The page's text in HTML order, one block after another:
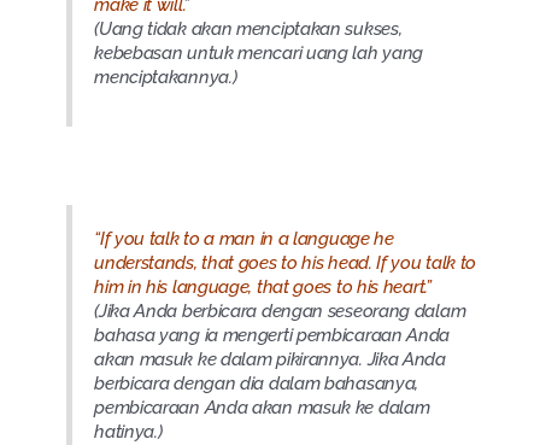
make it will.”
(Uang tidak akan menciptakan sukses,
kebebasan untuk mencari uang lah yang
menciptakannya.)
“If you talk to a man in a language he
understands, that goes to his head. If you talk to
him in his language, that goes to his heart.”
(Jika Anda berbicara dengan seseorang dalam
bahasa yang ia mengerti pembicaraan Anda
akan masuk ke dalam pikirannya. Jika Anda
berbicara dengan dia dalam bahasanya,
pembicaraan Anda akan masuk ke dalam
hatinya.)